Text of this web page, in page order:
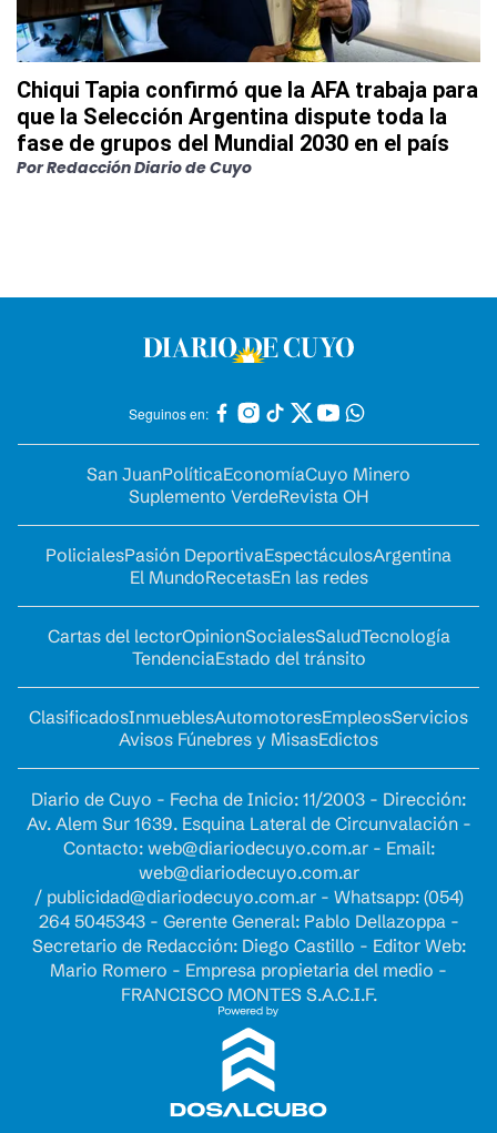
Chiqui Tapia confirmó que la AFA trabaja para
que la Selección Argentina dispute toda la
fase de grupos del Mundial 2030 en el país
PorRedacción Diario de Cuyo
Seguinos en:
San JuanPolíticaEconomíaCuyo Minero
Suplemento VerdeRevista OH
PolicialesPasión DeportivaEspectáculosArgentina
El MundoRecetasEn las redes
Cartas del lectorOpinionSocialesSaludTecnología
TendenciaEstado del tránsito
ClasificadosInmueblesAutomotoresEmpleosServicios
Avisos Fúnebres y MisasEdictos
Diario de Cuyo - Fecha de Inicio: 11/2003 - Dirección:
Av. Alem Sur 1639. Esquina Lateral de Circunvalación -
Contacto: web@diariodecuyo.com.ar- Email:
web@diariodecuyo.com.ar
/ publicidad@diariodecuyo.com.ar- Whatsapp: (054)
264 5045343 - Gerente General: Pablo Dellazoppa -
Secretario de Redacción: Diego Castillo - Editor Web:
Mario Romero - Empresa propietaria del medio -
FRANCISCO MONTES S.A.C.I.F.